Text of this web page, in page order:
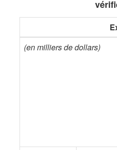
(en milliers de dollars)